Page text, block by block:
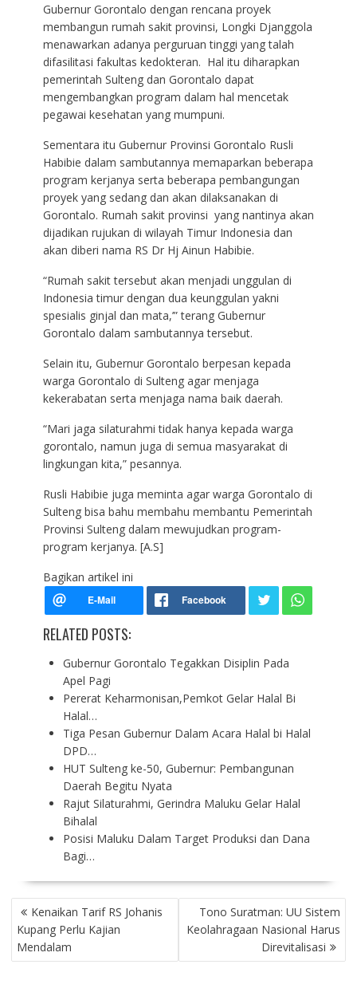
Gubernur Gorontalo dengan rencana proyek
membangun rumah sakit provinsi, Longki Djanggola
menawarkan adanya perguruan tinggi yang talah
difasilitasi fakultas kedokteran. Hal itu diharapkan
pemerintah Sulteng dan Gorontalo dapat
mengembangkan program dalam hal mencetak
pegawai kesehatan yang mumpuni.
Sementara itu Gubernur Provinsi Gorontalo Rusli
Habibie dalam sambutannya memaparkan beberapa
program kerjanya serta beberapa pembangungan
proyek yang sedang dan akan dilaksanakan di
Gorontalo. Rumah sakit provinsi yang nantinya akan
dijadikan rujukan di wilayah Timur Indonesia dan
akan diberi nama RS Dr Hj Ainun Habibie.
“Rumah sakit tersebut akan menjadi unggulan di
Indonesia timur dengan dua keunggulan yakni
spesialis ginjal dan mata,’” terang Gubernur
Gorontalo dalam sambutannya tersebut.
Selain itu, Gubernur Gorontalo berpesan kepada
warga Gorontalo di Sulteng agar menjaga
kekerabatan serta menjaga nama baik daerah.
“Mari jaga silaturahmi tidak hanya kepada warga
gorontalo, namun juga di semua masyarakat di
lingkungan kita,” pesannya.
Rusli Habibie juga meminta agar warga Gorontalo di
Sulteng bisa bahu membahu membantu Pemerintah
Provinsi Sulteng dalam mewujudkan program-
program kerjanya. [A.S]
Bagikan artikel ini
RELATED POSTS:
Gubernur Gorontalo Tegakkan Disiplin Pada
Apel Pagi
Pererat Keharmonisan,Pemkot Gelar Halal Bi
Halal…
Tiga Pesan Gubernur Dalam Acara Halal bi Halal
DPD…
HUT Sulteng ke-50, Gubernur: Pembangunan
Daerah Begitu Nyata
Rajut Silaturahmi, Gerindra Maluku Gelar Halal
Bihalal
Posisi Maluku Dalam Target Produksi dan Dana
Bagi…
P
O
S
T
Kenaikan Tarif RS Johanis
Kupang Perlu Kajian
Mendalam
Tono Suratman: UU Sistem
Keolahragaan Nasional Harus
Direvitalisasi